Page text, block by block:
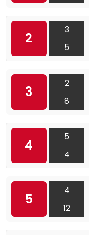
2
3
5
3
2
8
4
5
4
5
4
12